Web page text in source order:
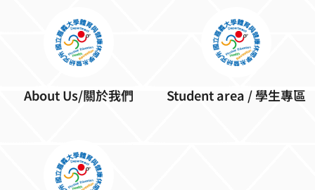
About Us/關於我們 Student area / 學生專區